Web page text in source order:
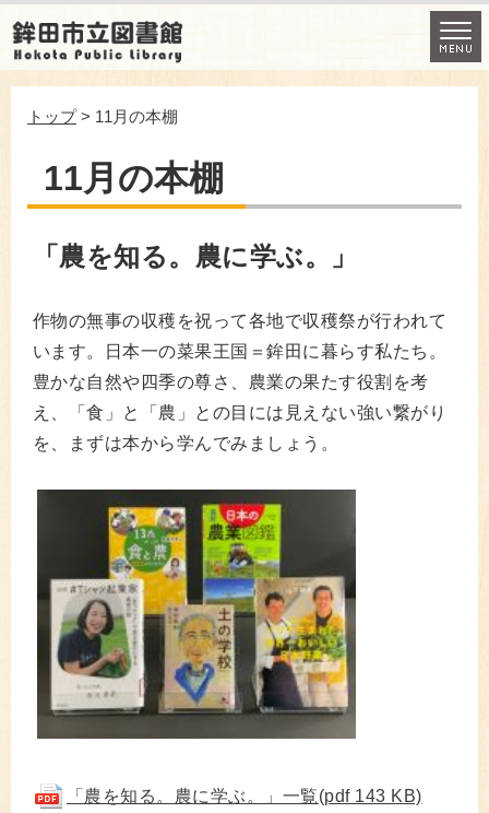
トップ> 11月の本棚
11月の本棚
「農を知る。農に学ぶ。」
作物の無事の収穫を祝って各地で収穫祭が行われて
います。日本一の菜果王国＝鉾田に暮らす私たち。
豊かな自然や四季の尊さ、農業の果たす役割を考
え、「食」と「農」との目には見えない強い繋がり
を、まずは本から学んでみましょう。
「農を知る。農に学ぶ。」一覧(pdf 143 KB)